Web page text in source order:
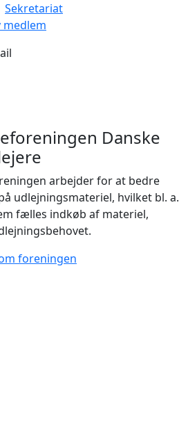
Sekretariat
medlem
Danske
arbejder for at bedre
udlejningsmateriel, hvilket bl. a.
fælles indkøb af materiel,
foreningen